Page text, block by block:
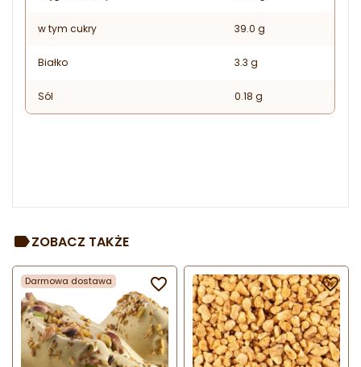
w tym cukry 39.0 g
Białko 3.3 g
Sól 0.18 g
ZOBACZ TAKŻE
Darmowa dostawa  